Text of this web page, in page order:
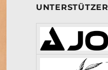
UNTERSTÜTZER